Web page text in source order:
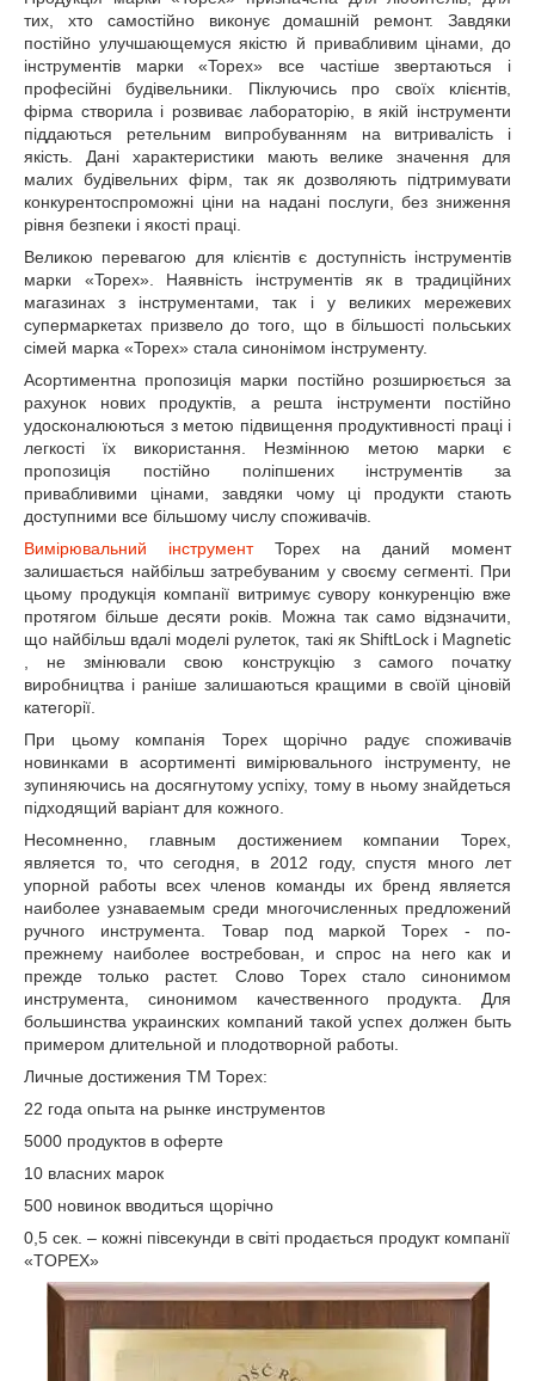
тих, хто самостійно виконує домашній ремонт. Завдяки
постійно улучшающемуся якістю й привабливим цінами, до
інструментів марки «Topex» все частіше звертаються і
професійні будівельники. Піклуючись про своїх клієнтів,
фірма створила і розвиває лабораторію, в якій інструменти
піддаються ретельним випробуванням на витривалість і
якість. Дані характеристики мають велике значення для
малих будівельних фірм, так як дозволяють підтримувати
конкурентоспроможні ціни на надані послуги, без зниження
рівня безпеки і якості праці.
Великою перевагою для клієнтів є доступність інструментів
марки «Topex». Наявність інструментів як в традиційних
магазинах з інструментами, так і у великих мережевих
супермаркетах призвело до того, що в більшості польських
сімей марка «Topex» стала синонімом інструменту.
Асортиментна пропозиція марки постійно розширюється за
рахунок нових продуктів, а решта інструменти постійно
удосконалюються з метою підвищення продуктивності праці і
легкості їх використання. Незмінною метою марки є
пропозиція постійно поліпшених інструментів за
привабливими цінами, завдяки чому ці продукти стають
доступними все більшому числу споживачів.
Вимірювальний інструментTopex на даний момент
залишається найбільш затребуваним у своєму сегменті. При
цьому продукція компанії витримує сувору конкуренцію вже
протягом більше десяти років. Можна так само відзначити,
що найбільш вдалі моделі рулеток, такі як ShiftLock і Magnetic
, не змінювали свою конструкцію з самого початку
виробництва і раніше залишаються кращими в своїй ціновій
категорії.
При цьому компанія Topex щорічно радує споживачів
новинками в асортименті вимірювального інструменту, не
зупиняючись на досягнутому успіху, тому в ньому знайдеться
підходящий варіант для кожного.
Несомненно, главным достижением компании Topex,
является то, что сегодня, в 2012 году, спустя много лет
упорной работы всех членов команды их бренд является
наиболее узнаваемым среди многочисленных предложений
ручного инструмента. Товар под маркой Торех - по-
прежнему наиболее востребован, и спрос на него как и
прежде только растет. Слово Торех стало синонимом
инструмента, синонимом качественного продукта. Для
большинства украинских компаний такой успех должен быть
примером длительной и плодотворной работы.
Личные достижения ТМ Торех:
22 года опыта на рынке инструментов
5000 продуктов в оферте
10 власних марок
500 новинок вводиться щорічно
0,5 сек. – кожні півсекунди в світі продається продукт компанії
«TOPEX»